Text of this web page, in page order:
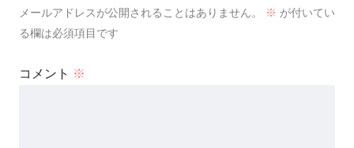
メールアドレスが公開されることはありません。 ※ が付いてい
る欄は必須項目です
コメント ※